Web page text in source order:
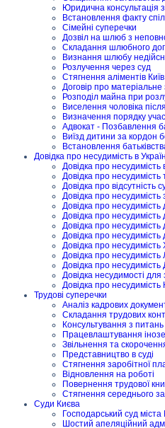
Юридична консультація
Встановлення факту
Сімейні суперечки
Дозвіл на шлюб з
Складання шлюбного
Визнання шлюбу
Розлучення через суд
Стягнення аліментів Київ
Договір про
Розподіл майна при
Виселення чоловіка
Визначення порядку
Адвокат - Позбавлення
Виїзд дитини за кордон
Встановлення
Довідка про несудимість в
Довідка про несудимість
Довідка про несудимість
Довідка про відсутність
Довідка про
Довідка про
Довідка про несудимість
Довідка про
Довідка про
Довідка про несудимість
Довідка про несудимість
Довідка про
Довідка несудимості
Довідка про несудимість
Трудові суперечки
Аналіз кадрових
Складання трудових
Консультування з
Працевлаштування
Звільнення та
Представництво в суді
Стягнення заробітної
Відновлення на роботі
Повернення трудової
Стягнення середнього
Суди Києва
Господарський суд міста
Шостий апеляційний